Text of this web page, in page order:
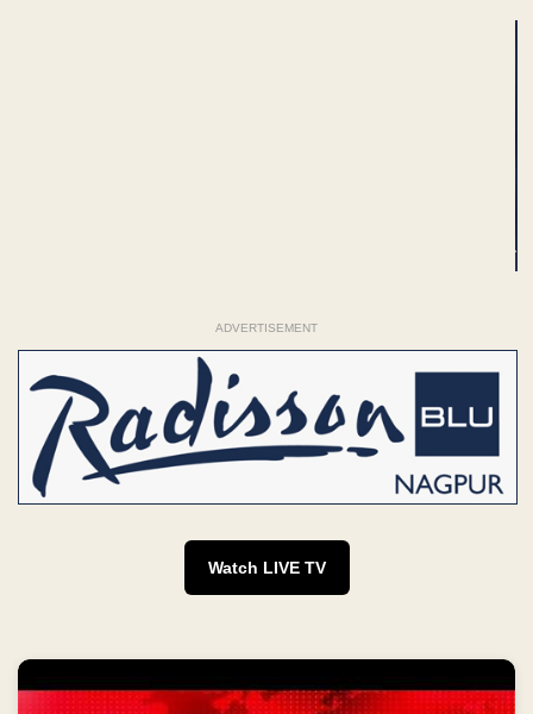
ADVERTISEMENT
Watch LIVE TV